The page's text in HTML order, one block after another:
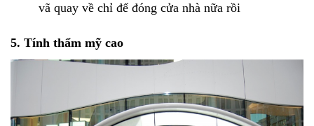
vã quay về chỉ để đóng cửa nhà nữa rồi
5. Tính thẩm mỹ cao